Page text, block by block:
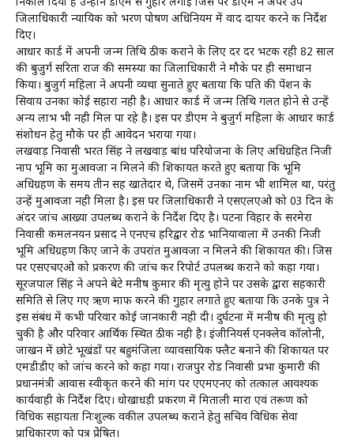
जिलाधिकारी न्यायिक को भरण पोषण अधिनियम में वाद दायर करने क निर्देश
दिए।
आधार कार्ड में अपनी जन्म तिथि ठीक कराने के लिए दर दर भटक रही 82 साल
की बुजुर्ग सरिता राज की समस्या का जिलाधिकारी ने मौके पर ही समाधान
किया। बुजुर्ग महिला ने अपनी व्यथा सुनाते हुए बताया कि पति की पेंशन के
सिवाय उनका कोई सहारा नही है। आधार कार्ड में जन्म तिथि गलत होने से उन्हें
अन्य लाभ भी नही मिल पा रहे है। इस पर डीएम ने बुजुर्ग महिला के आधार कार्ड
संशोधन हेतु मौके पर ही आवेदन भराया गया।
लखवाड़ निवासी भरत सिंह ने लखवाड़ बांध परियोजना के लिए अधिग्रहित निजी
नाप भूमि का मुआवजा न मिलने की शिकायत करते हुए बताया कि भूमि
अधिग्रहण के समय तीन सह खातेदार थे, जिसमें उनका नाम भी शामिल था, परंतु
उन्हें मुआवजा नही मिला है। इस पर जिलाधिकारी ने एसएलएओ को 03 दिन के
अंदर जांच आख्या उपलब्ध कराने के निर्देश दिए है। पटना विहार के सरमेरा
निवासी कमलनयन प्रसाद ने एनएच हरिद्वार रोड भानियावाला में उनकी निजी
भूमि अधिग्रहण किए जाने के उपरांत मुआवजा न मिलने की शिकायत की। जिस
पर एसएचएओ को प्रकरण की जांच कर रिपोर्ट उपलब्ध कराने को कहा गया।
सूरजपाल सिंह ने अपने बेटे मनीष कुमार की मृत्यु होने पर उसके द्वारा सहकारी
समिति से लिए गए ऋण माफ करने की गुहार लगाते हुए बताया कि उनके पुत्र ने
इस संबंध में कभी परिवार कोई जानकारी नही दी। दुर्घटना में मनीष की मृत्यु हो
चुकी है और परिवार आर्थिक स्थित ठीक नही है। इंजीनियर्स एनक्लेव कॉलोनी,
जाखन में छोटे भूखंडों पर बहुमंजिला व्यावसायिक फ्लैट बनाने की शिकायत पर
एमडीडीए को जांच करने को कहा गया। राजपुर रोड निवासी प्रभा कुमारी की
प्रधानमंत्री आवास स्वीकृत करने की मांग पर एएमएनए को तत्काल आवश्यक
कार्यवाही के निर्देश दिए। धोखाधड़ी प्रकरण में मिताली मारा एवं तरूण को
विधिक सहायता निःशुल्क वकील उपलब्ध कराने हेतु सचिव विधिक सेवा
प्राधिकारण को पत्र प्रेेषित।